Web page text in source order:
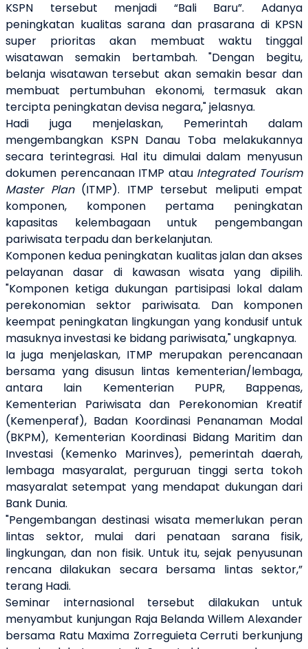
KSPN tersebut menjadi “Bali Baru”. Adanya
peningkatan kualitas sarana dan prasarana di KPSN
super prioritas akan membuat waktu tinggal
wisatawan semakin bertambah. "Dengan begitu,
belanja wisatawan tersebut akan semakin besar dan
membuat pertumbuhan ekonomi, termasuk akan
tercipta peningkatan devisa negara," jelasnya.
Hadi juga menjelaskan, Pemerintah dalam
mengembangkan KSPN Danau Toba melakukannya
secara terintegrasi. Hal itu dimulai dalam menyusun
dokumen perencanaan ITMP atau Integrated Tourism
Master Plan(ITMP). ITMP tersebut meliputi empat
komponen, komponen pertama peningkatan
kapasitas kelembagaan untuk pengembangan
pariwisata terpadu dan berkelanjutan.
Komponen kedua peningkatan kualitas jalan dan akses
pelayanan dasar di kawasan wisata yang dipilih.
"Komponen ketiga dukungan partisipasi lokal dalam
perekonomian sektor pariwisata. Dan komponen
keempat peningkatan lingkungan yang kondusif untuk
masuknya investasi ke bidang pariwisata," ungkapnya.
Ia juga menjelaskan, ITMP merupakan perencanaan
bersama yang disusun lintas kementerian/lembaga,
antara lain Kementerian PUPR, Bappenas,
Kementerian Pariwisata dan Perekonomian Kreatif
(Kemenperaf), Badan Koordinasi Penanaman Modal
(BKPM), Kementerian Koordinasi Bidang Maritim dan
Investasi (Kemenko Marinves), pemerintah daerah,
lembaga masyaralat, perguruan tinggi serta tokoh
masyaralat setempat yang mendapat dukungan dari
Bank Dunia.
"Pengembangan destinasi wisata memerlukan peran
lintas sektor, mulai dari penataan sarana fisik,
lingkungan, dan non fisik. Untuk itu, sejak penyusunan
rencana dilakukan secara bersama lintas sektor,”
terang Hadi.
Seminar internasional tersebut dilakukan untuk
menyambut kunjungan Raja Belanda Willem Alexander
bersama Ratu Maxima Zorreguieta Cerruti berkunjung